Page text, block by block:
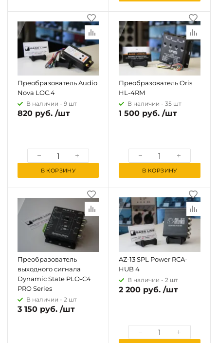
Преобразователь Audio
Nova LOC.4
В наличии - 9 шт
820 руб. /шт
В КОРЗИНУ
Преобразователь Oris
HL-4RM
В наличии - 35 шт
1 500 руб. /шт
В КОРЗИНУ
Преобразователь
выходного сигнала
Dynamic State PLO-C4
PRO Series
В наличии - 2 шт
3 150 руб. /шт
AZ-13 SPL Power RCA-
HUB 4
В наличии - 2 шт
2 200 руб. /шт